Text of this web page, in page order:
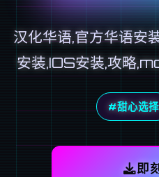
汉化华语,官方华语安
安装,IOS安装,攻略
#甜心选择
即